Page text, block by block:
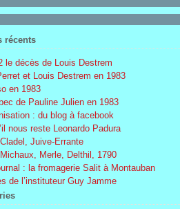
récents
le décès de Louis Destrem
et Louis Destrem en 1983
en 1983
de Pauline Julien en 1983
: du blog à facebook
nous reste Leonardo Padura
Juive-Errante
Merle, Delthil, 1790
: la fromagerie Salit à Montauban
de l’instituteur Guy Jamme